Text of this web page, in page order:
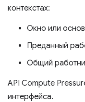
контекстах:
Окно или
Преданный
Общий
API Compute
интерфейса.